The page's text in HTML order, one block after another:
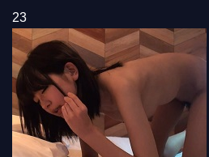
23